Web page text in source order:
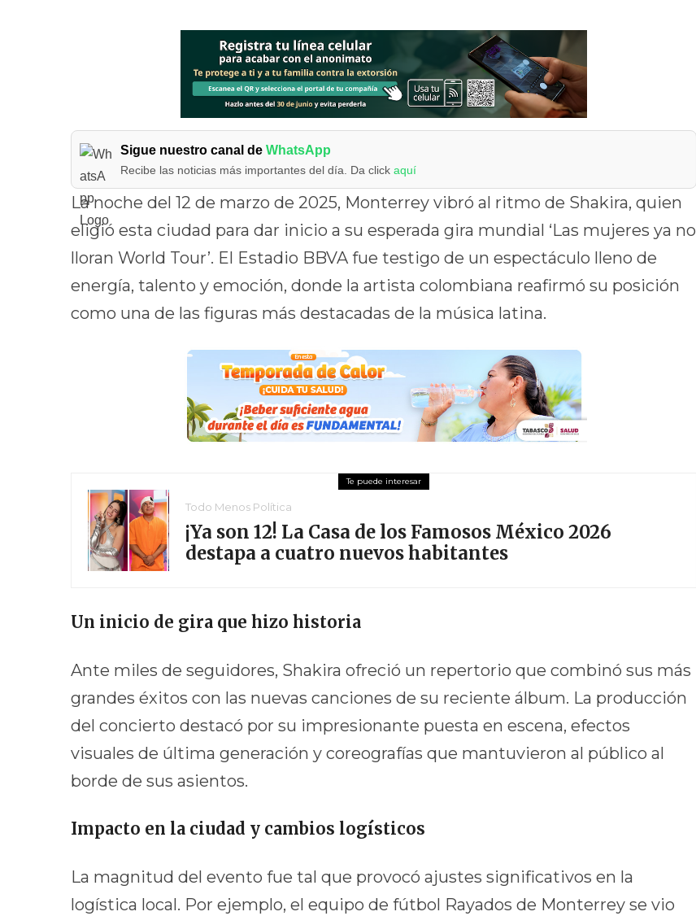
Sigue nuestro canal de WhatsApp
Recibe las noticias más importantes del día. Da click aquí
La noche del 12 de marzo de 2025, Monterrey vibró al ritmo de Shakira, quien
eligió esta ciudad para dar inicio a su esperada gira mundial ‘Las mujeres ya no
lloran World Tour’. El Estadio BBVA fue testigo de un espectáculo lleno de
energía, talento y emoción, donde la artista colombiana reafirmó su posición
como una de las figuras más destacadas de la música latina.
Todo Menos Política
¡Ya son 12! La Casa de los Famosos México 2026
destapa a cuatro nuevos habitantes
Un inicio de gira que hizo historia
Ante miles de seguidores, Shakira ofreció un repertorio que combinó sus más
grandes éxitos con las nuevas canciones de su reciente álbum. La producción
del concierto destacó por su impresionante puesta en escena, efectos
visuales de última generación y coreografías que mantuvieron al público al
borde de sus asientos.
Impacto en la ciudad y cambios logísticos
La magnitud del evento fue tal que provocó ajustes significativos en la
logística local. Por ejemplo, el equipo de fútbol Rayados de Monterrey se vio